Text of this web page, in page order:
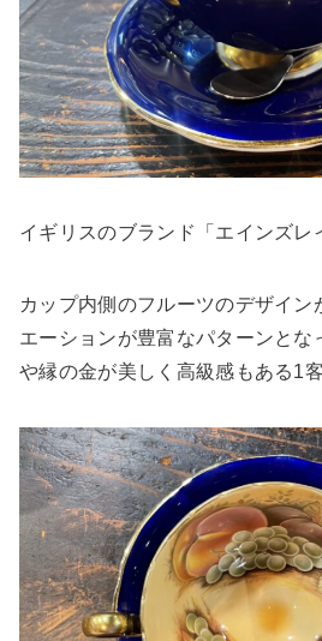
イギリスのブランド「エインズレ
カップ内側のフルーツのデザイン
エーションが豊富なパターンとな
や縁の金が美しく高級感もある1客